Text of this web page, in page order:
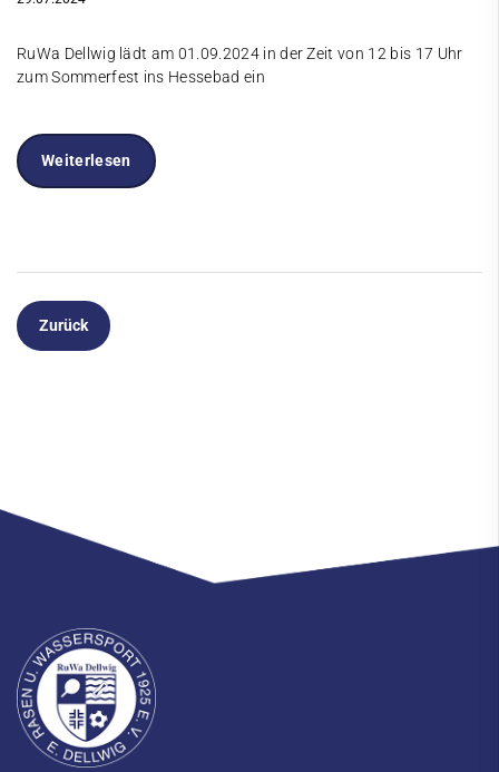
RuWa Dellwig lädt am 01.09.2024 in der Zeit von 12 bis 17 Uhr
zum Sommerfest ins Hessebad ein
Weiterlesen
Zurück